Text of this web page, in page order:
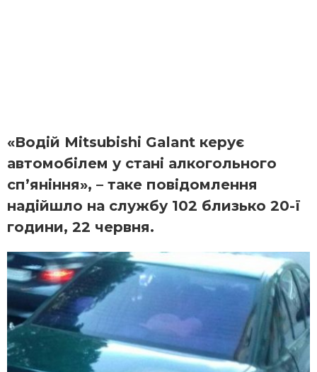
«Водій Mitsubishi Galant керує
автомобілем у стані алкогольного
сп’яніння», – таке повідомлення
надійшло на службу 102 близько 20-ї
години, 22 червня.